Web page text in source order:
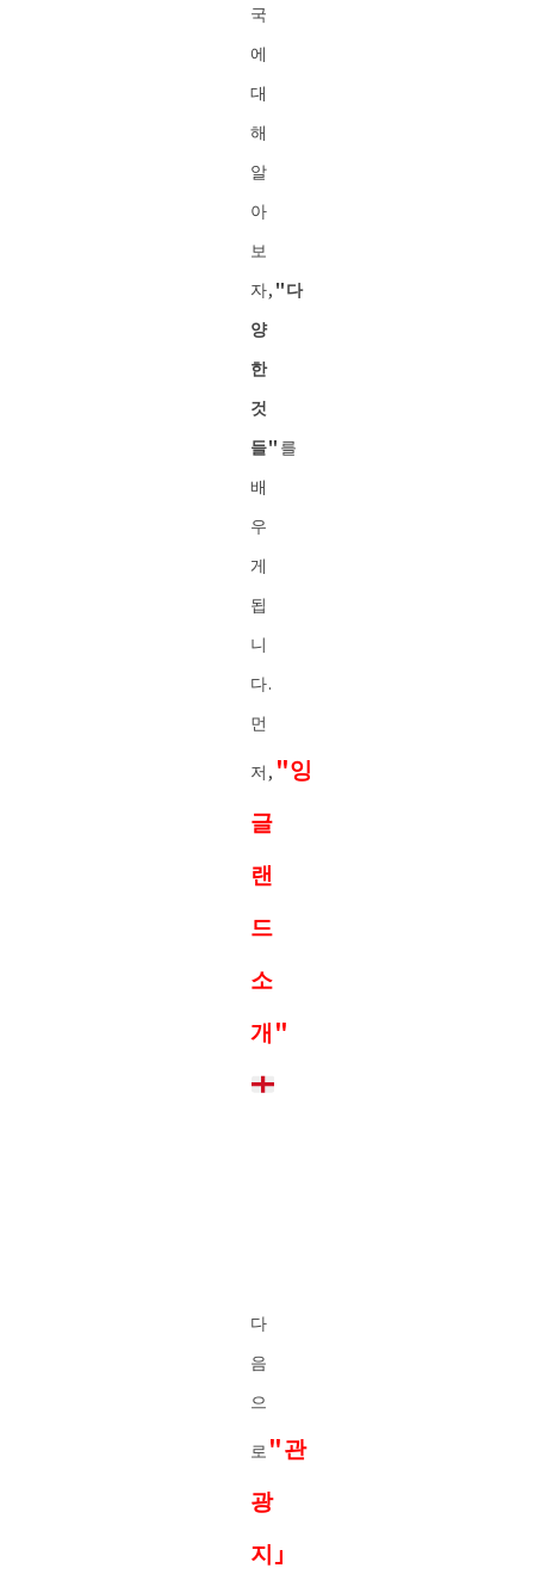
국
에
대
해
알
아
보
자, "다
양
한
것
들" 를
배
우
게
됩
니
다.
먼
저, "잉
글
랜
드
소
개"
다
음
으
로 "관
광
지」